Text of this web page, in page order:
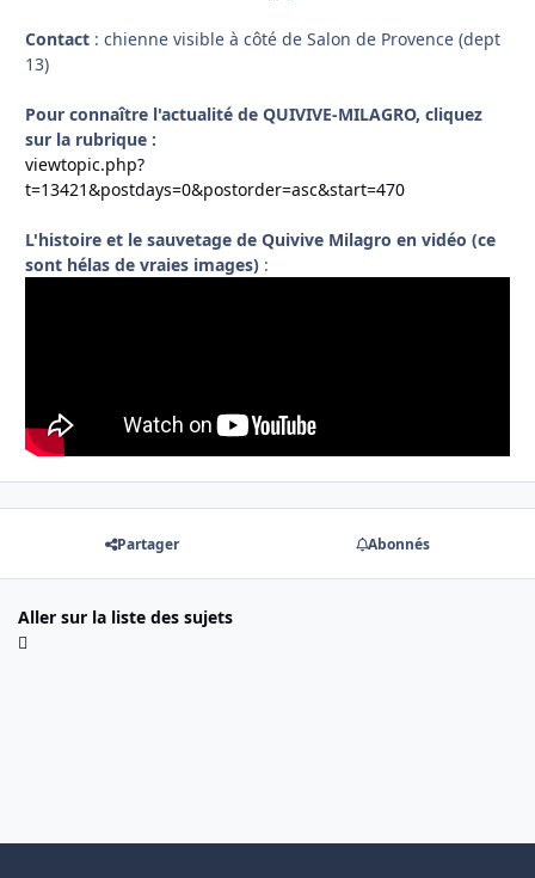
Contact : chienne visible à côté de Salon de Provence (dept
13)
Pour connaître l'actualité de QUIVIVE-MILAGRO, cliquez
sur la rubrique :
viewtopic.php?
t=13421&postdays=0&postorder=asc&start=470
L'histoire et le sauvetage de Quivive Milagro en vidéo (ce
sont hélas de vraies images) :
Partager Abonnés
Aller sur la liste des sujets